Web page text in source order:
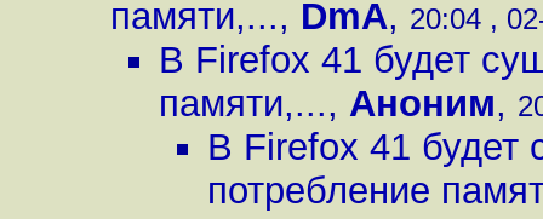
памяти,..., DmA, 20:04 ,
В Firefox 41 будет
памяти,..., Аноним,
В Firefox 41 будет
потребление